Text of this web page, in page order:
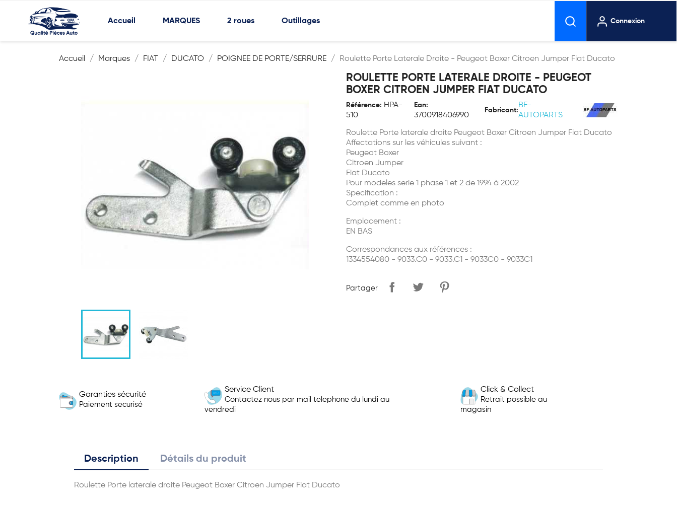
Accueil MARQUES 2 roues Outillages Connexion
Accueil Marques FIAT DUCATO POIGNEE DE PORTE/SERRURE Roulette Porte Laterale Droite - Peugeot Boxer Citroen Jumper Fiat Ducato
ROULETTE PORTE LATERALE DROITE - PEUGEOT
BOXER CITROEN JUMPER FIAT DUCATO
Référence: HPA-
510
Ean:
3700918406990
Fabricant:
BF-
AUTOPARTS
Roulette Porte laterale droite Peugeot Boxer Citroen Jumper Fiat Ducato
Affectations sur les véhicules suivant :
Peugeot Boxer
Citroen Jumper
Fiat Ducato
Pour modeles serie 1 phase 1 et 2 de 1994 à 2002
Specification :
Complet comme en photo
Emplacement :
EN BAS
Correspondances aux références :
1334554080 - 9033.C0 - 9033.C1 - 9033C0 - 9033C1
Partager
Garanties sécurité
Paiement securisé
Service Client
Contactez nous par mail telephone du lundi au
vendredi
Click & Collect
Retrait possible au
magasin
Description Détails du produit
Roulette Porte laterale droite Peugeot Boxer Citroen Jumper Fiat Ducato